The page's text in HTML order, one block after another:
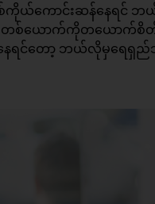
ာင်းဆန်နေရင် ဘယ်လို
တစ်ယောက်ကိုတယောက်စိ
တော့ ဘယ်လိုမှရေရှည်သာ